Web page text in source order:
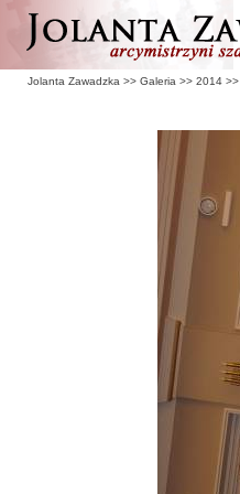
Jolanta Zawadzka >> Galeria >> 2014 >>